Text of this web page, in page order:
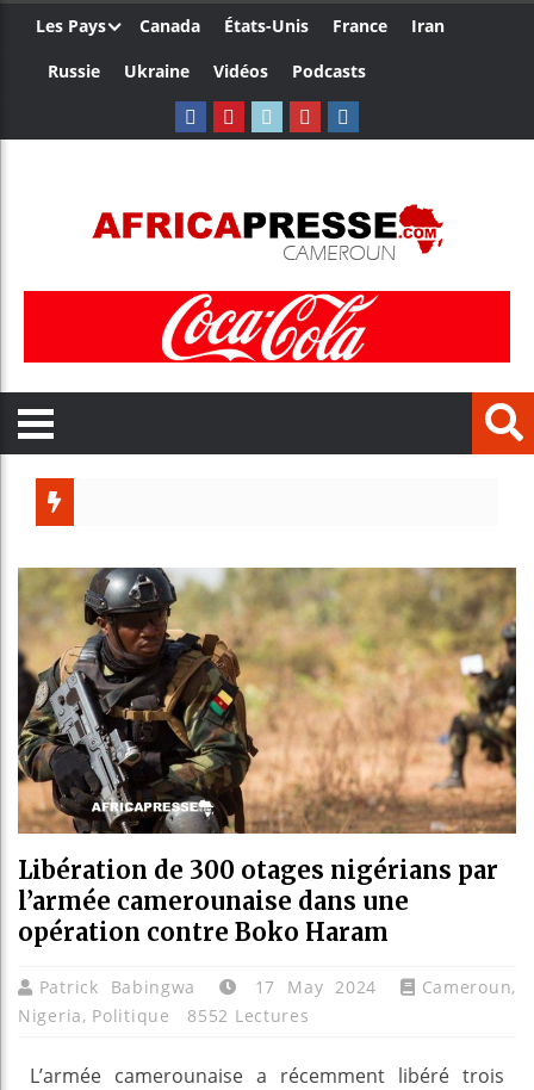
Les Pays Canada États-Unis France
Iran
Russie
Ukraine Vidéos Podcasts
Côte
Tunisie
Ceuta :
Libération de 300 otages nigérians par
l’armée camerounaise dans une
opération contre Boko Haram
Patrick Babingwa 17 May 2024 Cameroun,
Nigeria, Politique 8552 Lectures
L’armée camerounaise a récemment libéré trois